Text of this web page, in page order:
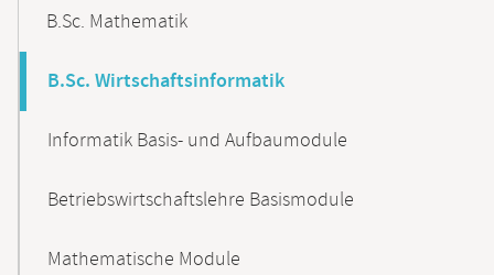
B.Sc. Mathematik
B.Sc. Wirtschaftsinformatik
Informatik Basis- und Aufbaumodule
Betriebswirtschaftslehre Basismodule
Mathematische Module